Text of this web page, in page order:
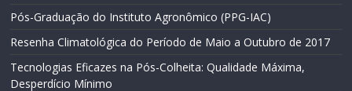
Pós-Graduação do Instituto Agronômico (PPG-IAC)
Resenha Climatológica do Período de Maio a Outubro de 2017
Tecnologias Eficazes na Pós-Colheita: Qualidade Máxima,
Desperdício Mínimo